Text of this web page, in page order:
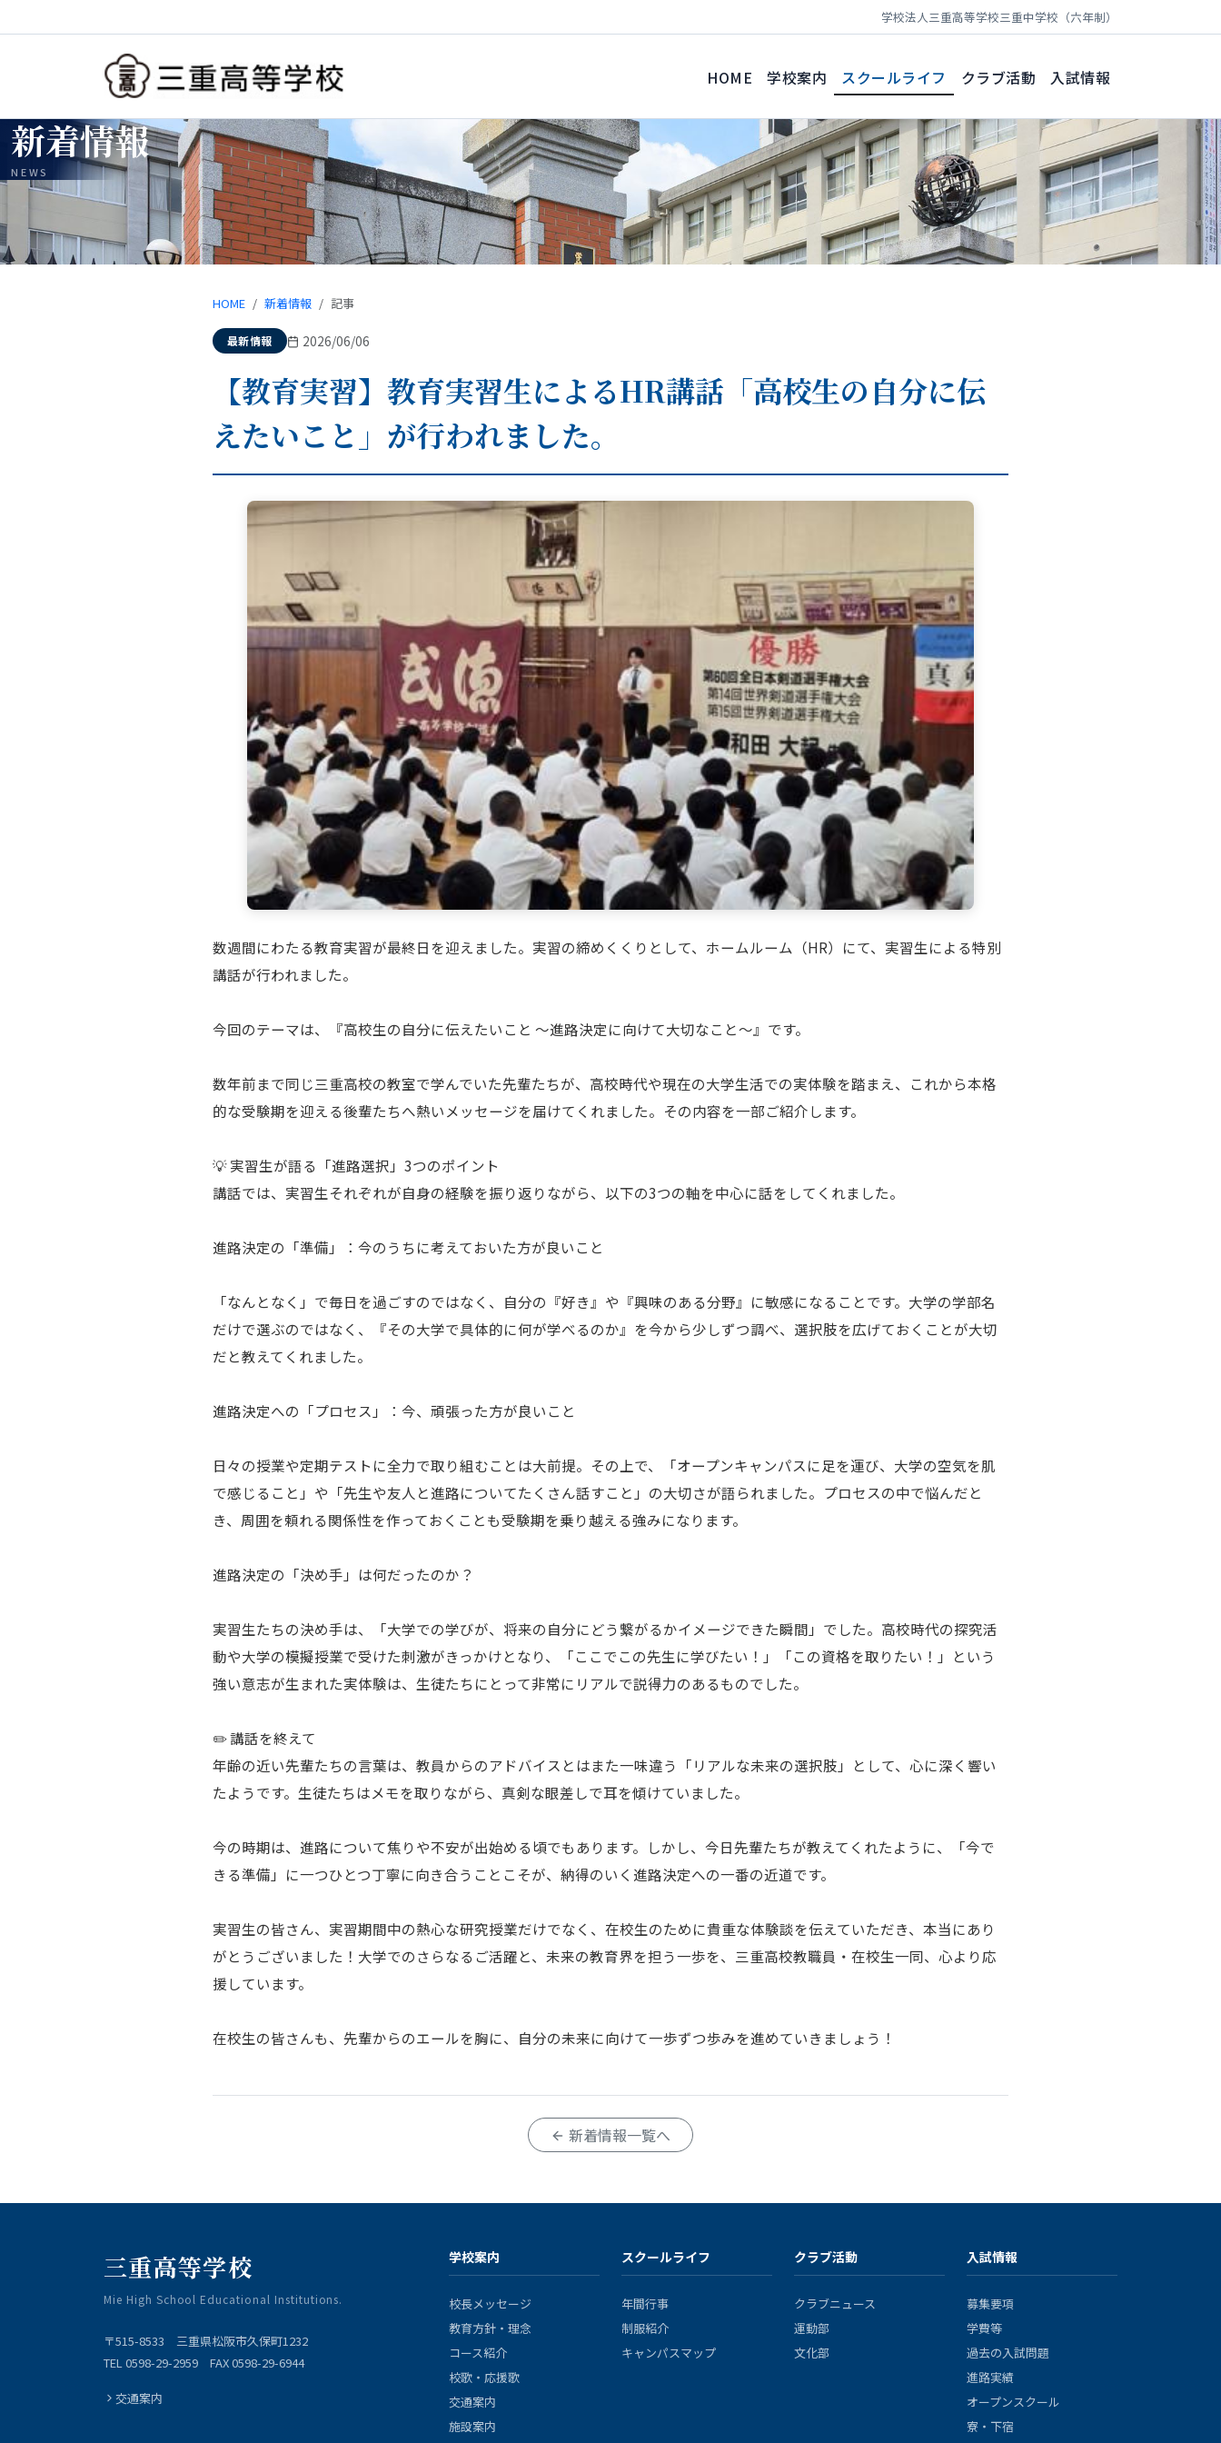
学校法人三重高等学校三重中学校（六年制）
HOME 学校案内 スクールライフ クラブ活動 入試情報
新着情報
NEWS
HOME 新着情報 記事
最新情報 2026/06/06
【教育実習】教育実習生によるHR講話「高校生の自分に伝
えたいこと」が行われました。
数週間にわたる教育実習が最終日を迎えました。実習の締めくくりとして、ホームルーム（HR）にて、実習生による特別
講話が行われました。
今回のテーマは、『高校生の自分に伝えたいこと 〜進路決定に向けて大切なこと〜』です。
数年前まで同じ三重高校の教室で学んでいた先輩たちが、高校時代や現在の大学生活での実体験を踏まえ、これから本格
的な受験期を迎える後輩たちへ熱いメッセージを届けてくれました。その内容を一部ご紹介します。
💡 実習生が語る「進路選択」3つのポイント
講話では、実習生それぞれが自身の経験を振り返りながら、以下の3つの軸を中心に話をしてくれました。
進路決定の「準備」：今のうちに考えておいた方が良いこと
「なんとなく」で毎日を過ごすのではなく、自分の『好き』や『興味のある分野』に敏感になることです。大学の学部名
だけで選ぶのではなく、『その大学で具体的に何が学べるのか』を今から少しずつ調べ、選択肢を広げておくことが大切
だと教えてくれました。
進路決定への「プロセス」：今、頑張った方が良いこと
日々の授業や定期テストに全力で取り組むことは大前提。その上で、「オープンキャンパスに足を運び、大学の空気を肌
で感じること」や「先生や友人と進路についてたくさん話すこと」の大切さが語られました。プロセスの中で悩んだと
き、周囲を頼れる関係性を作っておくことも受験期を乗り越える強みになります。
進路決定の「決め手」は何だったのか？
実習生たちの決め手は、「大学での学びが、将来の自分にどう繋がるかイメージできた瞬間」でした。高校時代の探究活
動や大学の模擬授業で受けた刺激がきっかけとなり、「ここでこの先生に学びたい！」「この資格を取りたい！」という
強い意志が生まれた実体験は、生徒たちにとって非常にリアルで説得力のあるものでした。
✏️ 講話を終えて
年齢の近い先輩たちの言葉は、教員からのアドバイスとはまた一味違う「リアルな未来の選択肢」として、心に深く響い
たようです。生徒たちはメモを取りながら、真剣な眼差しで耳を傾けていました。
今の時期は、進路について焦りや不安が出始める頃でもあります。しかし、今日先輩たちが教えてくれたように、「今で
きる準備」に一つひとつ丁寧に向き合うことこそが、納得のいく進路決定への一番の近道です。
実習生の皆さん、実習期間中の熱心な研究授業だけでなく、在校生のために貴重な体験談を伝えていただき、本当にあり
がとうございました！大学でのさらなるご活躍と、未来の教育界を担う一歩を、三重高校教職員・在校生一同、心より応
援しています。
在校生の皆さんも、先輩からのエールを胸に、自分の未来に向けて一歩ずつ歩みを進めていきましょう！
新着情報一覧へ
三重高等学校
Mie High School Educational Institutions.
〒515-8533 三重県松阪市久保町1232
TEL 0598-29-2959 FAX 0598-29-6944
交通案内
学校案内
校長メッセージ
教育方針・理念
コース紹介
校歌・応援歌
交通案内
施設案内
スクールライフ
年間行事
制服紹介
キャンパスマップ
クラブ活動
クラブニュース
運動部
文化部
入試情報
募集要項
学費等
過去の入試問題
進路実績
オープンスクール
寮・下宿